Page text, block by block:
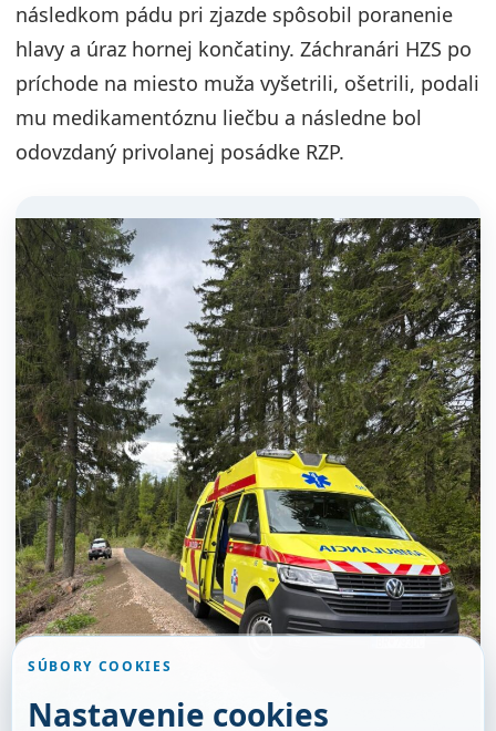
následkom pádu pri zjazde spôsobil poranenie
hlavy a úraz hornej končatiny. Záchranári HZS po
príchode na miesto muža vyšetrili, ošetrili, podali
mu medikamentóznu liečbu a následne bol
odovzdaný privolanej posádke RZP.
SÚBORY COOKIES
Nastavenie cookies